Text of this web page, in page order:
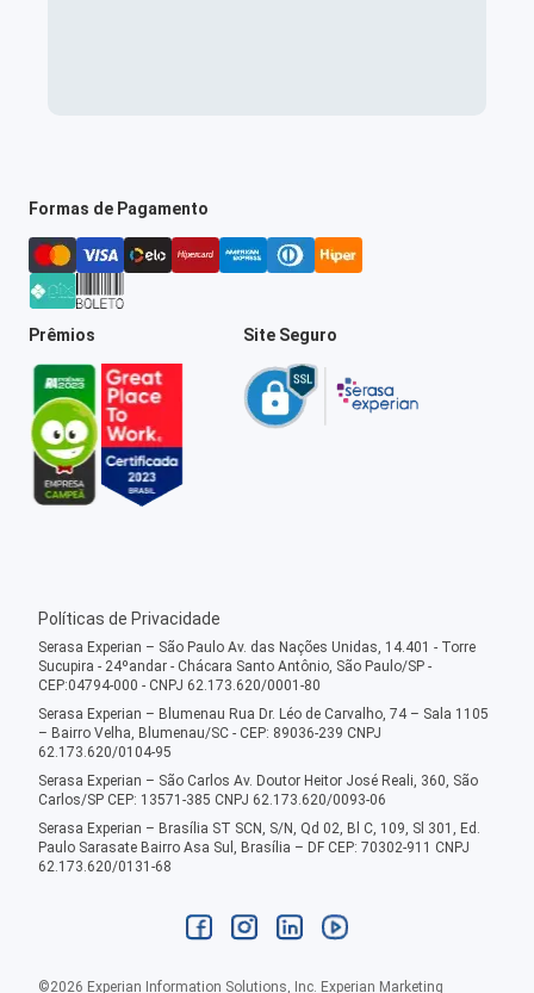
Formas de Pagamento
Prêmios Site Seguro
Políticas de Privacidade
Serasa Experian – São Paulo Av. das Nações Unidas, 14.401 - Torre
Sucupira - 24ºandar - Chácara Santo Antônio, São Paulo/SP -
CEP:04794-000 - CNPJ 62.173.620/0001-80
Serasa Experian – Blumenau Rua Dr. Léo de Carvalho, 74 – Sala 1105
– Bairro Velha, Blumenau/SC - CEP: 89036-239 CNPJ
62.173.620/0104-95
Serasa Experian – São Carlos Av. Doutor Heitor José Reali, 360, São
Carlos/SP CEP: 13571-385 CNPJ 62.173.620/0093-06
Serasa Experian – Brasília ST SCN, S/N, Qd 02, Bl C, 109, Sl 301, Ed.
Paulo Sarasate Bairro Asa Sul, Brasília – DF CEP: 70302-911 CNPJ
62.173.620/0131-68
©2026 Experian Information Solutions, Inc. Experian Marketing